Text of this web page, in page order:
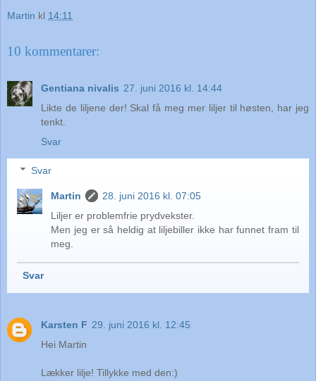
Martin kl 14:11
10 kommentarer:
Gentiana nivalis 27. juni 2016 kl. 14:44
Likte de liljene der! Skal få meg mer liljer til høsten, har jeg
tenkt.
Svar
Svar
Martin
28. juni 2016 kl. 07:05
Liljer er problemfrie prydvekster.
Men jeg er så heldig at liljebiller ikke har funnet fram til
meg.
Svar
Karsten F 29. juni 2016 kl. 12:45
Hei Martin
Lækker lilje! Tillykke med den:)